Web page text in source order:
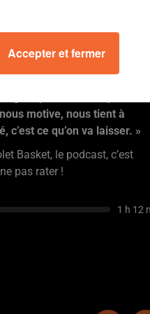
partir. Et par la grande
peuple choletais à qui il veut
final.
motive, nous tient à
c’est ce qu’on va laisser. »
Basket, le podcast, c’est
pas rater !
1 h 12
Accepter et fermer